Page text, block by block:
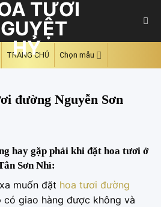
TRANG CHỦ Chọn mẫu
đường Nguyễn Sơn
hay gặp phải khi đặt hoa tươi ở
Sơn Nhì:
muốn đặt hoa tươi đường
có giao hàng được không và